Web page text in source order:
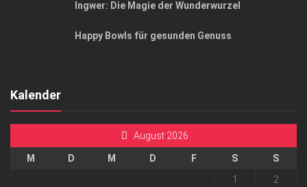
Ingwer: Die Magie der Wunderwurzel
Happy Bowls für gesunden Genuss
Kalender
August 2026
M D M D F S
S
1
2